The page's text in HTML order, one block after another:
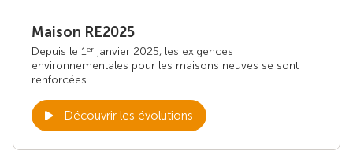
Maison RE2025
Depuis le 1er janvier 2025, les exigences
environnementales pour les maisons neuves se sont
renforcées.
Découvrir les évolutions